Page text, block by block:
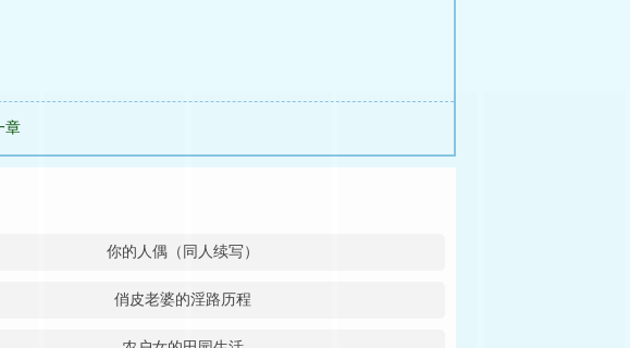
章
你的人偶（同人续写）
俏皮老婆的淫路历程